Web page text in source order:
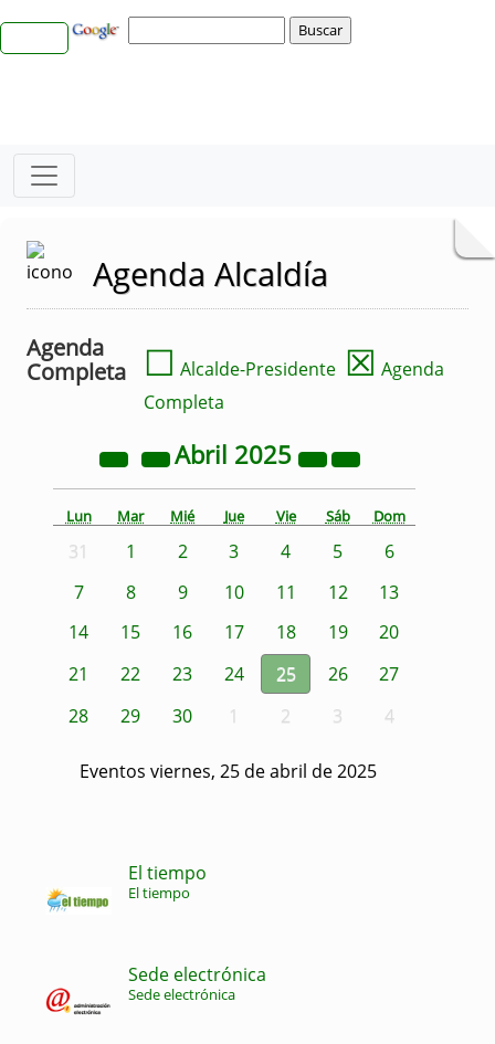
Agenda Alcaldía
Agenda
Completa
☐ Alcalde-Presidente ☒ Agenda
Completa
Abril 2025
Lun Mar Mié Jue Vie Sáb Dom
31 1 2 3 4 5
6
7
8 9 10 11 12
13
14
15 16 17 18 19
20
21
22 23 24 25 26
27
28
29 30 1 2 3 4
Eventos viernes, 25 de abril de 2025
El tiempo
El tiempo
Sede electrónica
Sede electrónica